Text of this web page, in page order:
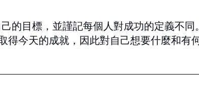
的目標，並謹記每個人對成功的定義不同
得今天的成就，因此對自己想要什麼和有